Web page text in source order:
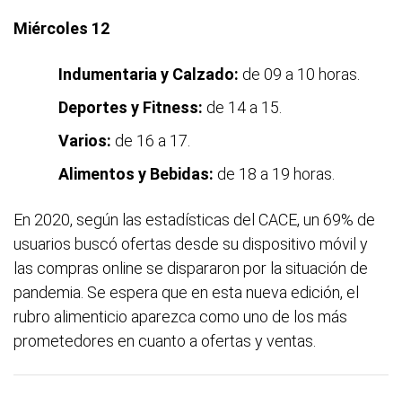
Miércoles 12
Indumentaria y Calzado: de 09 a 10 horas.
Deportes y Fitness: de 14 a 15.
Varios: de 16 a 17.
Alimentos y Bebidas: de 18 a 19 horas.
En 2020, según las estadísticas del CACE, un 69% de
usuarios buscó ofertas desde su dispositivo móvil y
las compras online se dispararon por la situación de
pandemia. Se espera que en esta nueva edición, el
rubro alimenticio aparezca como uno de los más
prometedores en cuanto a ofertas y ventas.